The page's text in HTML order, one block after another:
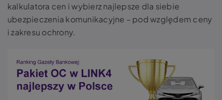
kalkulatora cen i wybierz najlepsze dla siebie
ubezpieczenia komunikacyjne – pod względem ceny
i zakresu ochrony.